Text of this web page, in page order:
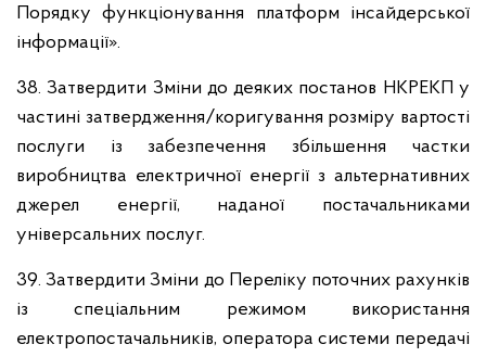
Порядку функціонування платформ інсайдерської
інформації».
38. Затвердити Зміни до деяких постанов НКРЕКП у
частині затвердження/коригування розміру вартості
послуги із забезпечення збільшення частки
виробництва електричної енергії з альтернативних
джерел енергії, наданої постачальниками
універсальних послуг.
39. Затвердити Зміни до Переліку поточних рахунків
із спеціальним режимом використання
електропостачальників, оператора системи передачі